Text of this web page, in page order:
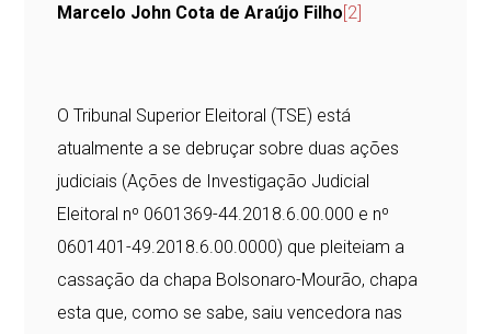
Marcelo John Cota de Araújo Filho [2]
O Tribunal Superior Eleitoral (TSE) está
atualmente a se debruçar sobre duas ações
judiciais (Ações de Investigação Judicial
Eleitoral nº 0601369-44.2018.6.00.000 e nº
0601401-49.2018.6.00.0000) que pleiteiam a
cassação da chapa Bolsonaro-Mourão, chapa
esta que, como se sabe, saiu vencedora nas